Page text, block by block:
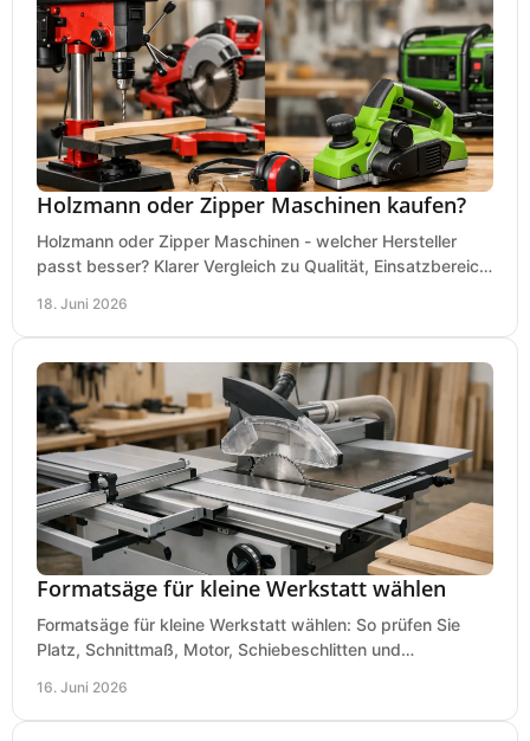
Holzmann oder Zipper Maschinen kaufen?
Holzmann oder Zipper Maschinen - welcher Hersteller
passt besser? Klarer Vergleich zu Qualität, Einsatzbereich,
18. Juni 2026
Formatsäge für kleine Werkstatt wählen
Formatsäge für kleine Werkstatt wählen: So prüfen Sie
Platz, Schnittmaß, Motor, Schiebeschlitten und
16. Juni 2026